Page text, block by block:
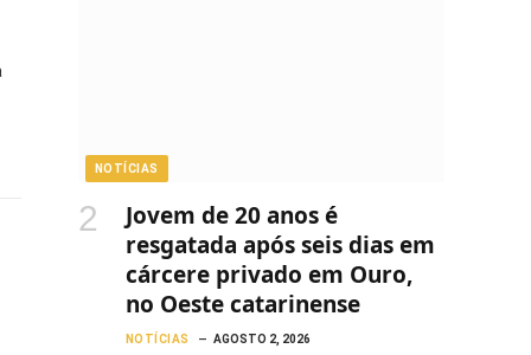
NOTÍCIAS
Jovem de 20 anos é
resgatada após seis dias em
cárcere privado em Ouro,
no Oeste catarinense
NOTÍCIAS AGOSTO 2, 2026